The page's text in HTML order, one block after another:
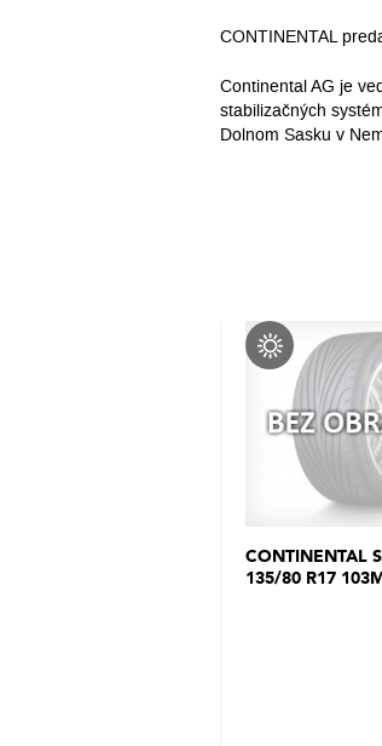
CONTINENTAL
Continental AG je
stabilizačných
Dolnom Sasku v
CONTINENTAL
135/80 R17